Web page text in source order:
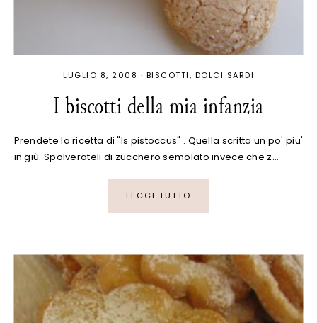
LUGLIO 8, 2008 · BISCOTTI DOLCI SARDI
I biscotti della mia infanzia
Prendete la ricetta di "Is pistoccus" . Quella scritta un po' piu'
in giù. Spolverateli di zucchero semolato invece che z…
LEGGI TUTTO